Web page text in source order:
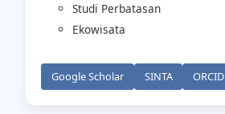
Studi Perbatasan
Ekowisata
Google Scholar SINTA ORCID